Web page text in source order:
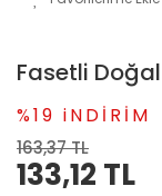
Fasetli
%19 iNDİRİM
163,37 TL
133,12 TL